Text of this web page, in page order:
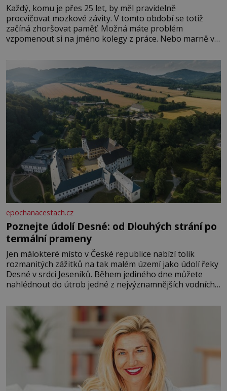
Každý, komu je přes 25 let, by měl pravidelně
procvičovat mozkové závity. V tomto období se totiž
začíná zhoršovat paměť. Možná máte problém
vzpomenout si na jméno kolegy z práce. Nebo marně v
Je to opravdu tak, s věkem jako kdyby se paměť
rozhodla stávkovat. Cvičte
epochanacestach.cz
Poznejte údolí Desné: od Dlouhých strání po
termální prameny
Jen málokteré místo v České republice nabízí tolik
rozmanitých zážitků na tak malém území jako údolí řeky
Desné v srdci Jeseníků. Během jediného dne můžete
nahlédnout do útrob jedné z nejvýznamnějších vodních
se na koloběžce a den zakončit poznáváním památek ve
Velkých Losinách nebo v termálním